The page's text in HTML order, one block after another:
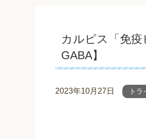
カルピス「免
GABA】
2023年10月27日 トラ